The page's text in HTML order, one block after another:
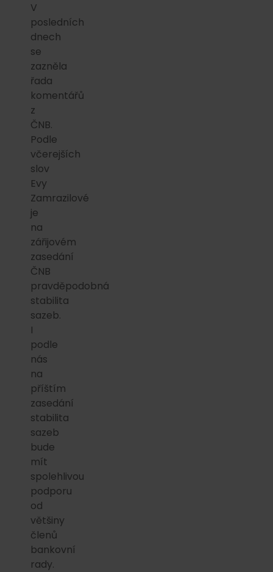
V
posledních
dnech
se
zazněla
řada
komentářů
z
ČNB.
Podle
včerejších
slov
Evy
Zamrazilové
je
na
zářijovém
zasedání
ČNB
pravděpodobná
stabilita
sazeb.
I
podle
nás
na
příštím
zasedání
stabilita
sazeb
bude
mít
spolehlivou
podporu
od
většiny
členů
bankovní
rady.